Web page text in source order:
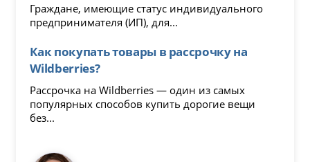
Граждане, имеющие статус индивидуального
предпринимателя (ИП), для...
Как покупать товары в рассрочку на
Wildberries?
Рассрочка на Wildberries — один из самых
популярных способов купить дорогие вещи
без...